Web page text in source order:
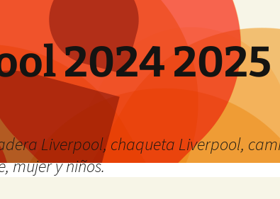
2024 2025 |
Liverpool, chaqueta Liverpool,
mujer y niños.